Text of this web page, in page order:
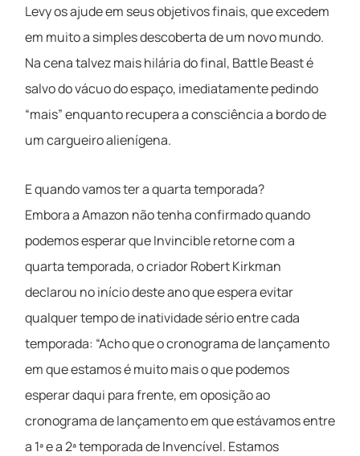
Levy os ajude em seus objetivos finais, que excedem
em muito a simples descoberta de um novo mundo.
Na cena talvez mais hilária do final, Battle Beast é
salvo do vácuo do espaço, imediatamente pedindo
“mais” enquanto recupera a consciência a bordo de
um cargueiro alienígena.
E quando vamos ter a quarta temporada?
Embora a Amazon não tenha confirmado quando
podemos esperar que Invincible retorne com a
quarta temporada, o criador Robert Kirkman
declarou no início deste ano que espera evitar
qualquer tempo de inatividade sério entre cada
temporada: “Acho que o cronograma de lançamento
em que estamos é muito mais o que podemos
esperar daqui para frente, em oposição ao
cronograma de lançamento em que estávamos entre
a 1ª e a 2ª temporada de Invencível. Estamos